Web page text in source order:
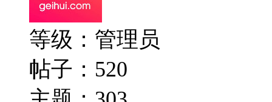
等级：管理员
帖子：520